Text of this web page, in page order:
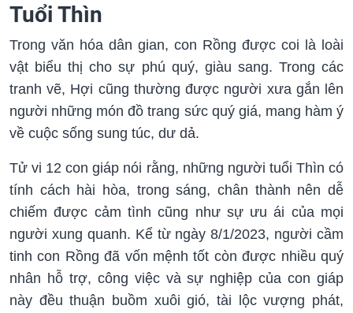
Tuổi Thìn
Trong văn hóa dân gian, con Rồng được coi là loài
vật biểu thị cho sự phú quý, giàu sang. Trong các
tranh vẽ, Hợi cũng thường được người xưa gắn lên
người những món đồ trang sức quý giá, mang hàm ý
về cuộc sống sung túc, dư dả.
Tử vi 12 con giáp nói rằng, những người tuổi Thìn có
tính cách hài hòa, trong sáng, chân thành nên dễ
chiếm được cảm tình cũng như sự ưu ái của mọi
người xung quanh. Kể từ ngày 8/1/2023, người cầm
tinh con Rồng đã vốn mệnh tốt còn được nhiều quý
nhân hỗ trợ, công việc và sự nghiệp của con giáp
này đều thuận buồm xuôi gió, tài lộc vượng phát,